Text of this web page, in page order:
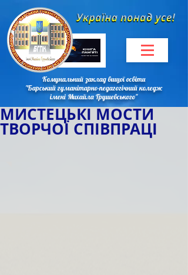
Комунальний заклад вищої освіти
"Барський гуманітарно-педагогічний коледж
імені Михайла Грушевського"
МИСТЕЦЬКІ МОСТИ
ТВОРЧОЇ СПІВПРАЦІ